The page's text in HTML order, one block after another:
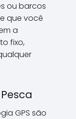
ou barcos
que você
a
fixo,
GPS são